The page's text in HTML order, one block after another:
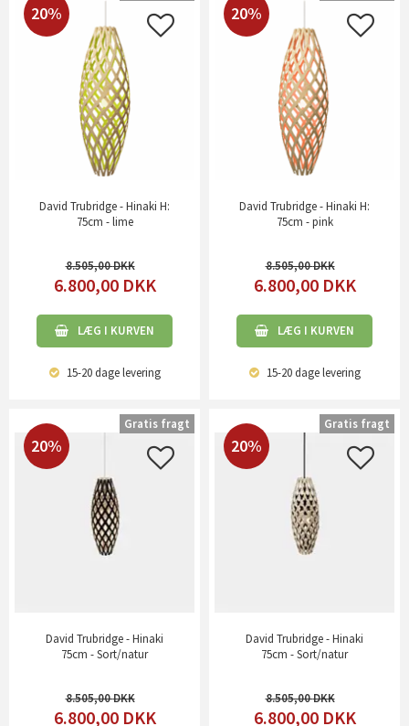
20%
David Trubridge - Hinaki H:
75cm - lime
8.505,00
6.800,00 DKK
LÆG I KURVEN
15-20 dagelevering
20%
David Trubridge - Hinaki H:
75cm - pink
8.505,00
6.800,00 DKK
LÆG I KURVEN
15-20 dagelevering
20%
David Trubridge - Hinaki
75cm - Sort/natur
8.505,00
6.800,00 DKK
Gratis fragt
20%
David Trubridge - Hinaki
75cm - Sort/natur
8.505,00
6.800,00 DKK
Gratis fragt